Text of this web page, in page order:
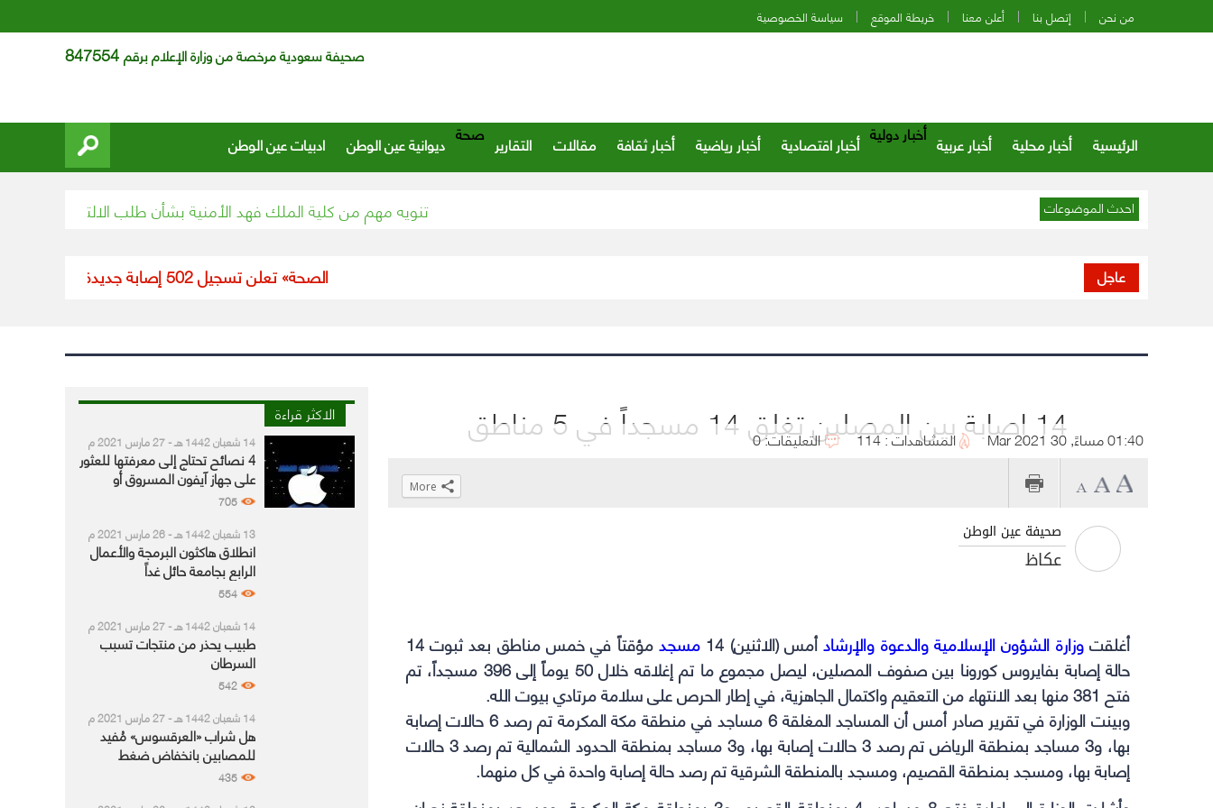
من نحن إتصل بنا أعلن معنا خريطة الموقع سياسة الخصوصية
صحيفة سعودية مرخصة من وزارة الإعلام برقم847554
الرئيسية أخبار محلية أخبار عربية أخبار دولية أخبار اقتصادية أخبار رياضية أخبار ثقافة مقالات التقارير صحة ديوانية عين الوطن ادبيات عين الوطن
احدث الموضوعات تنويه مهم من كلية الملك فهد الأمنية بشأن طلب الالتحاقبتداولات بلغت 11 مليار ريال.. تعرّف على الأسهم الأكثر ارتفاعاً وانخفاضاً في
عاجل «الصحة» تعلن تسجيل 502 إصابة جديدة بفيروس كورونا
14 إصابة بين المصلين تغلق 14 مسجداً في 5 مناطق 01:40 مساءً, 30 Mar 2021 المشاهدات : 114 التعليقات: 0
صحيفة عين الوطن
عكاظ
أغلقتوزارة الشؤون الإسلامية والدعوة والإرشادأمس (الاثنين) 14 مسجد
مؤقتاً في خمس مناطق بعد ثبوت 14
حالة إصابة بفايروس كورونا بين صفوف المصلين، ليصل مجموع ما تم إغلاقه خلال 50 يوماً إلى 396 مسجداً، تم
فتح 381 منها بعد الانتهاء من التعقيم واكتمال الجاهزية، في إطار الحرص على سلامة مرتادي بيوت الله.
وبينت الوزارة في تقرير صادر أمس أن المساجد المغلقة 6 مساجد في منطقة مكة المكرمة تم رصد 6 حالات إصابة
بها، و3 مساجد بمنطقة الرياض تم رصد 3 حالات إصابة بها، و3 مساجد بمنطقة الحدود الشمالية تم رصد 3 حالات
إصابة بها، ومسجد بمنطقة القصيم، ومسجد بالمنطقة الشرقية تم رصد حالة إصابة واحدة في كل منهما.
in
new
window)
in
new
window)
Click
in
new
window)
Click
in
new
More
الاكثر قراءة
14 شعبان 1442 هـ - 27 مارس 2021 م
4 نصائح تحتاج إلى معرفتها للعثور
على جهاز آيفون المسروق أو
المفقود
705
13 شعبان 1442 هـ - 26 مارس 2021 م
انطلاق هاكثون البرمجة والأعمال
الرابع بجامعة حائل غداً
554
14 شعبان 1442 هـ - 27 مارس 2021 م
طبيب يحذر من منتجات تسبب
السرطان
542
14 شعبان 1442 هـ - 27 مارس 2021 م
هل شراب «العرقسوس» مُفيد
للمصابين بانخفاض ضغط
الدم؟.. استشاري يجيب
435